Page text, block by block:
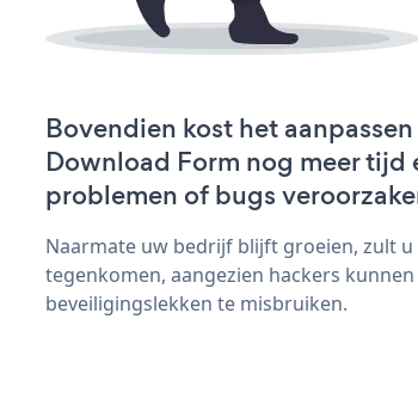
Bovendien kost het
Download Form nog meer
problemen of bugs
Naarmate uw bedrijf blijft groeien, zult
tegenkomen, aangezien hackers
beveiligingslekken te misbruiken.